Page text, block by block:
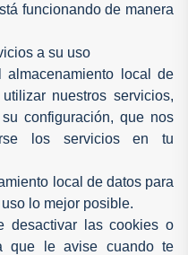
funcionando de manera
a su uso
local de
nuestros servicios,
configuración, que nos
los servicios en tu
local de datos para
lo mejor posible.
desactivar las cookies o
que le avise cuando te